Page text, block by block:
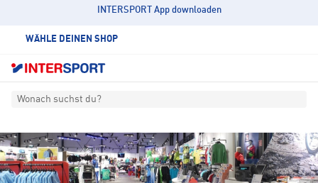
INTERSPORT App downloaden
WÄHLE DEINEN SHOP
Wonach suchst du?